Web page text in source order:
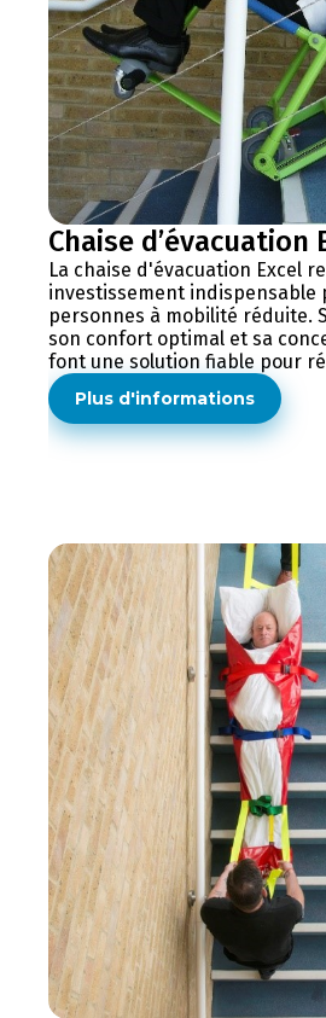
Chaise d’évacuation
La chaise d'évacuation Excel
investissement indispensable
personnes à mobilité réduite.
son confort optimal et sa
font une solution fiable pour
Plus d'informations